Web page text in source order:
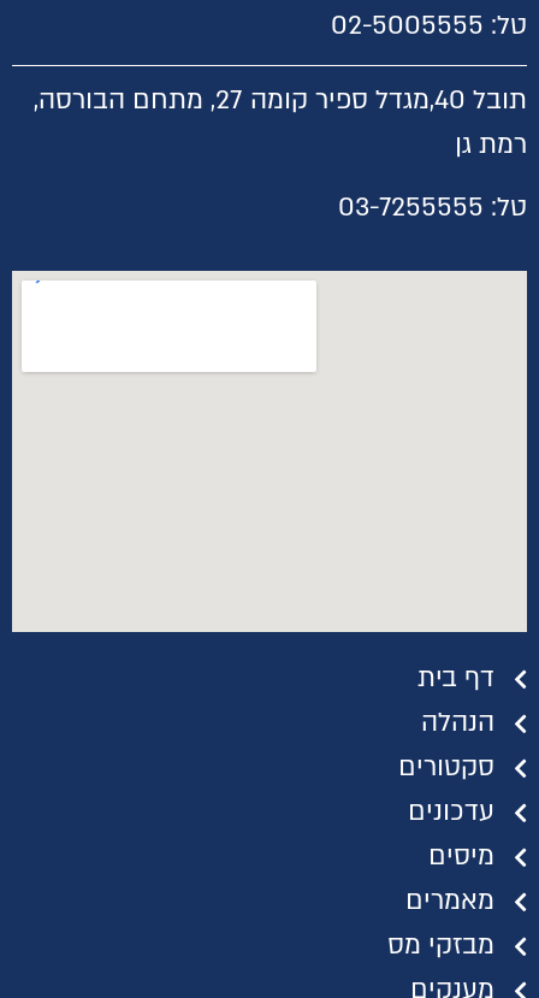
דף בית
הנהלה
סקטורים
עדכונים
מיסים
מאמרים
מבזקי מס
מענקים
טל: 02-5005555
תובל 40,
מגדל ספיר קומה 27, מתחם הבורסה,
רמת גן
טל: 03-7255555